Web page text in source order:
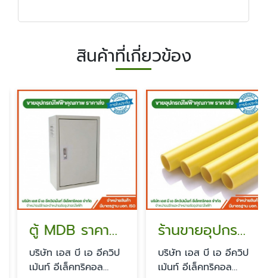
สินค้าที่เกี่ยวข้อง
ตู้ MDB ราคาส่ง
บริษัท เอส บี เอ อีควิป
เม้นท์ อีเล็คทริคอล
ร้านขายอุปกรณ์ไฟฟ้า ใกล้ฉัน
บริษัท เอส บี เอ อีควิป
เม้นท์ อีเล็คทริคอล